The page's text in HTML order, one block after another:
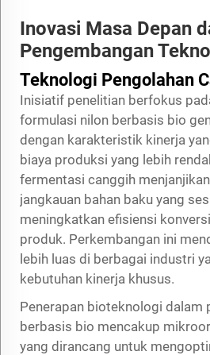
Inovasi Masa Depan
Pengembangan
Teknologi Pengolahan
Inisiatif penelitian berfokus
formulasi nilon berbasis bio
dengan karakteristik kinerja
biaya produksi yang lebih
fermentasi canggih
jangkauan bahan baku yang
meningkatkan efisiensi
produk. Perkembangan ini
lebih luas di berbagai industri
kebutuhan kinerja khusus.
Penerapan bioteknologi dalam
berbasis bio mencakup
yang dirancang untuk